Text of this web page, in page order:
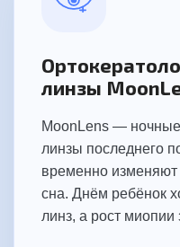
линзы
MoonLens — ночные
линзы последнего
временно
сна. Днём ребёнок
линз, а рост миопии